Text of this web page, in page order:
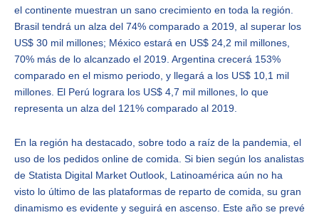
el continente muestran un sano crecimiento en toda la región.
Brasil tendrá un alza del 74% comparado a 2019, al superar los
US$ 30 mil millones; México estará en US$ 24,2 mil millones,
70% más de lo alcanzado el 2019. Argentina crecerá 153%
comparado en el mismo periodo, y llegará a los US$ 10,1 mil
millones. El Perú lograra los US$ 4,7 mil millones, lo que
representa un alza del 121% comparado al 2019.
En la región ha destacado, sobre todo a raíz de la pandemia, el
uso de los pedidos online de comida. Si bien según los analistas
de Statista Digital Market Outlook, Latinoamérica aún no ha
visto lo último de las plataformas de reparto de comida, su gran
dinamismo es evidente y seguirá en ascenso. Este año se prevé